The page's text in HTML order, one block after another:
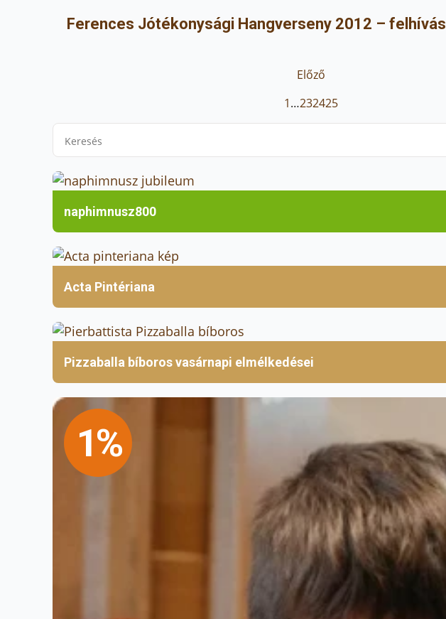
Ferences Jótékonysági Hangverseny 2012 – felhívás
Előző
1…232425
naphimnusz800
Acta Pintériana
Pizzaballa bíboros vasárnapi elmélkedései
1%